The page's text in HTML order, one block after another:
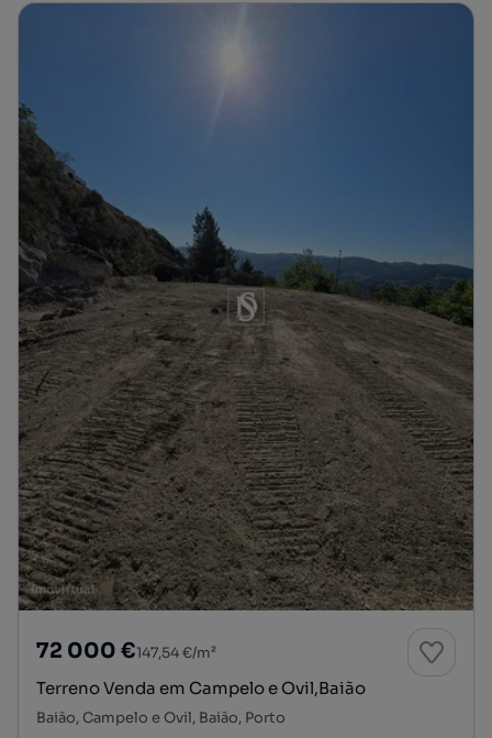
72 000 €147,54 €/m²
Terreno Venda em Campelo e Ovil,Baião
Baião, Campelo e Ovil, Baião, Porto